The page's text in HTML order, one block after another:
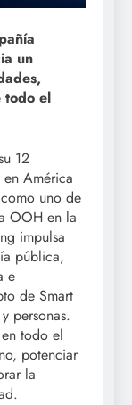
un
todo el
12
América
uno de
OOH en la
impulsa
pública,
e
de Smart
personas.
todo el
potenciar
la